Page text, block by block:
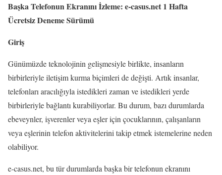
Başka Telefonun Ekranını İzleme: e-casus.net 1 Hafta
Ücretsiz Deneme Sürümü
Giriş
Günümüzde teknolojinin gelişmesiyle birlikte, insanların
birbirleriyle iletişim kurma biçimleri de değişti. Artık insanlar,
telefonları aracılığıyla istedikleri zaman ve istedikleri yerde
birbirleriyle bağlantı kurabiliyorlar. Bu durum, bazı durumlarda
ebeveynler, işverenler veya eşler için çocuklarının, çalışanların
veya eşlerinin telefon aktivitelerini takip etmek istemelerine neden
olabiliyor.
e-casus.net, bu tür durumlarda başka bir telefonun ekranını